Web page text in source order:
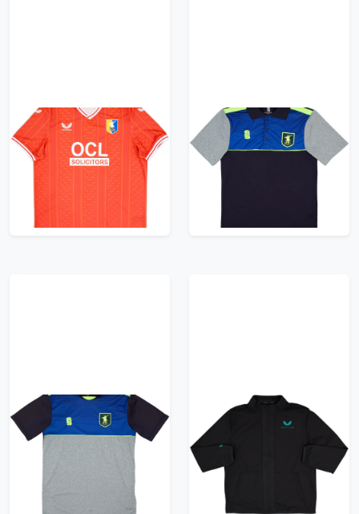
2023-24 Mansfield
Town Away Shirt
27.99£ · ca. €33
Trikot kaufen
2018-19 Mansfield
Town Surridge Polo
Shirt - 8/10 - (M)
2018-19 Mansfield
Town Surridge
Training Shirt - 8/10 -
23.99£ · ca. €28
2024-25 Mansfield
Town Castore Travel
23.99£ · ca. €28